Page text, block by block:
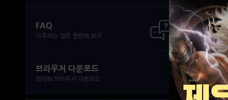
FAQ
자주하는 질문 한번에 보기
브라우저 다운로드
최적화 브라우저 다운로드
사용
전투
전투
창을
주로